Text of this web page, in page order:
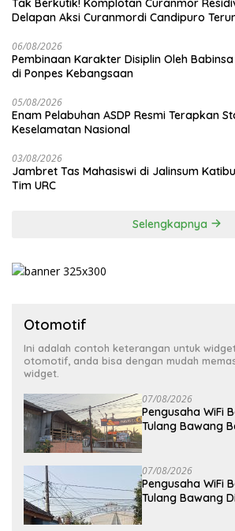
Delapan Aksi Curanmordi Candipuro
06/08/2026
Pembinaan Karakter Disiplin Oleh
di Ponpes Kebangsaan
05/08/2026
Enam Pelabuhan ASDP Resmi Terapkan
Keselamatan Nasional
03/08/2026
Jambret Tas Mahasiswi di Jalinsum
Tim URC
Selengkapnya
Otomotif
Ini adalah contoh keterangan untuk
otomotif, anda bisa dengan mudah
widget.
07/08/2026
Pengusaha WiFi
Tulang Bawang
07/08/2026
Pengusaha WiFi
Tulang Bawang